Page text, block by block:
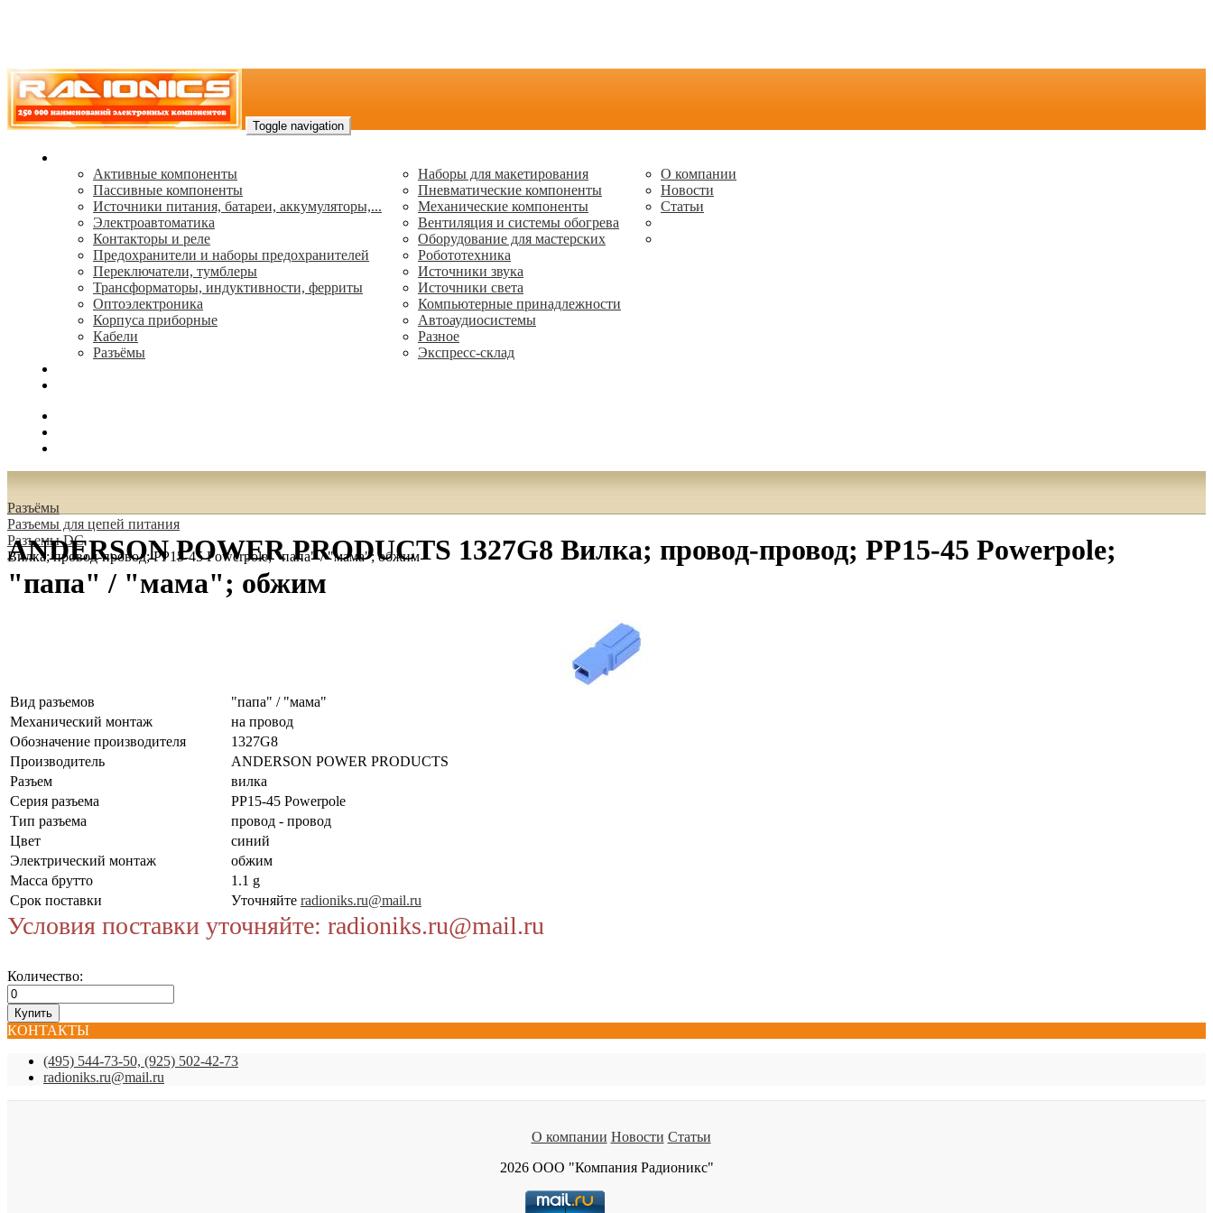
Toggle navigation
Активные компоненты
Пассивные компоненты
Источники питания, батареи, аккумуляторы,...
Электроавтоматика
Контакторы и реле
Предохранители и наборы предохранителей
Переключатели, тумблеры
Трансформаторы, индуктивности, ферриты
Oптоэлектроника
Корпуса приборные
Кабели
Разъёмы
Наборы для макетирования
Пневматические компоненты
Механические компоненты
Вентиляция и системы обогрева
Оборудование для мастерских
Робототехника
Источники звука
Источники света
Компьютерные принадлежности
Автоаудиосистемы
Разное
Экспресс-склад
О компании
Новости
Статьи
Разъёмы
Разъeмы для цепей питания
Разъeмы DC
Вилка; провод-провод; PP15-45 Powerpole; "папа" / "мама"; обжим
ANDERSON POWER PRODUCTS 1327G8 Вилка; провод-провод; PP15-45 Powerpole;
"папа" / "мама"; обжим
Вид разъемов
"папа" / "мама"
Механический монтаж
на провод
Обозначение производителя
1327G8
Производитель
ANDERSON POWER PRODUCTS
Разъем
вилка
Серия разъема
PP15-45 Powerpole
Тип разъема
провод - провод
Цвет
синий
Электрический монтаж
обжим
Масса брутто
1.1 g
Срок поставки
Уточняйте radioniks.ru@mail.ru
Условия поставки уточняйте: radioniks.ru@mail.ru
Количество:
КОНТАКТЫ
(495) 544-73-50, (925) 502-42-73
radioniks.ru@mail.ru
О компании Новости Статьи
2026 ООО "Компания Радионикс"